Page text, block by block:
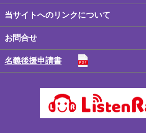
当サイトへのリンクについて
お問合せ
名義後援申請書